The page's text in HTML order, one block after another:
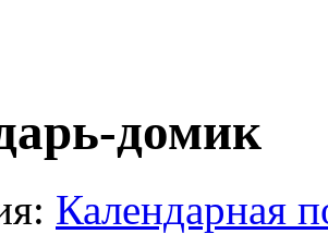
домик
Календарная